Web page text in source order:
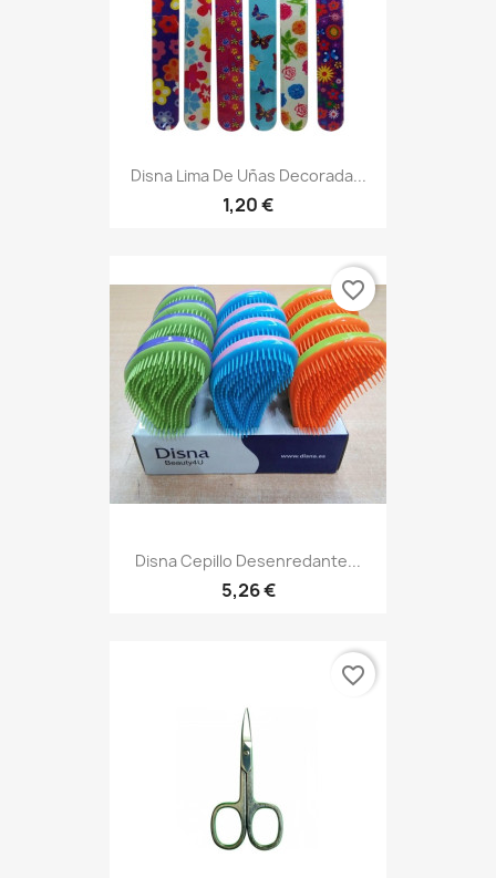
Disna Lima De Uñas Decorada...
1,20 €
Disna Cepillo Desenredante...
5,26 €
favorite_border
favorite_border